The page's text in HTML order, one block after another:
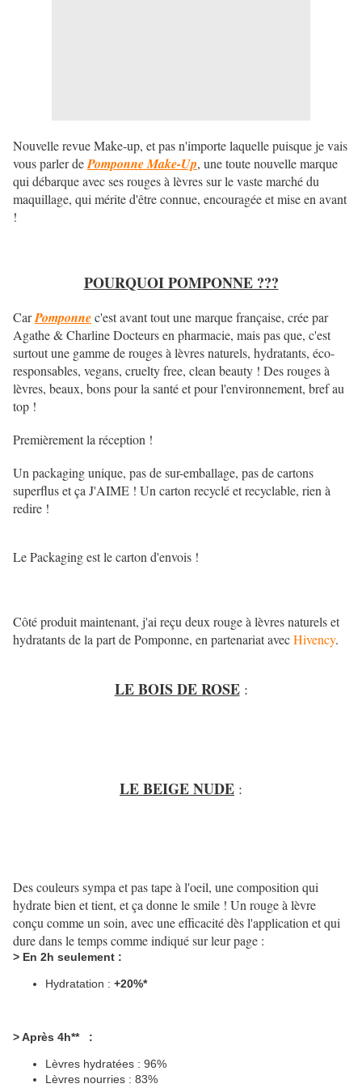
Nouvelle revue Make-up, et pas n'importe laquelle puisque je vais
vous parler dePomponne Make-Up, une toute nouvelle marque
qui débarque avec ses rouges à lèvres sur le vaste marché du
maquillage, qui mérite d'être connue, encouragée et mise en avant
!
POURQUOI POMPONNE ???
CarPomponnec'est avant tout une marque française, crée par
Agathe & Charline Docteurs en pharmacie, mais pas que, c'est
surtout une gamme de rouges à lèvres naturels, hydratants, éco-
responsables, vegans, cruelty free, clean beauty ! Des rouges à
lèvres, beaux, bons pour la santé et pour l'environnement, bref au
top !
Premièrement la réception !
Un packaging unique, pas de sur-emballage, pas de cartons
superflus et ça J'AIME ! Un carton recyclé et recyclable, rien à
redire !
Le Packaging est le carton d'envois !
Côté produit maintenant, j'ai reçu deux rouge à lèvres naturels et
hydratants de la part de Pomponne, en partenariat avecHivency.
LE BOIS DE ROSE:
LE BEIGE NUDE :
Des couleurs sympa et pas tape à l'oeil, une composition qui
hydrate bien et tient, et ça donne le smile ! Un rouge à lèvre
conçu comme un soin, avec une efficacité dès l'application et qui
dure dans le temps comme indiqué sur leur page :
> En 2h seulement :
Hydratation : +20%*
> Après 4h** :
Lèvres hydratées : 96%
Lèvres nourries : 83%